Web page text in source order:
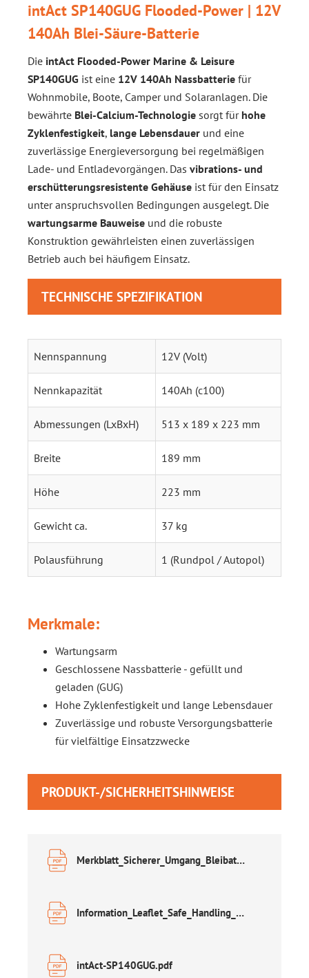
intAct SP140GUG Flooded-Power | 12V
140Ah Blei-Säure-Batterie
Die intAct Flooded-Power Marine & Leisure
SP140GUG ist eine 12V 140Ah Nassbatterie für
Wohnmobile, Boote, Camper und Solaranlagen. Die
bewährte Blei-Calcium-Technologie sorgt für hohe
Zyklenfestigkeit, lange Lebensdauer und eine
zuverlässige Energieversorgung bei regelmäßigen
Lade- und Entladevorgängen. Das vibrations- und
erschütterungsresistente Gehäuse ist für den Einsatz
unter anspruchsvollen Bedingungen ausgelegt. Die
wartungsarme Bauweise und die robuste
Konstruktion gewährleisten einen zuverlässigen
Betrieb auch bei häufigem Einsatz.
TECHNISCHE SPEZIFIKATION
Nennspannung 12V (Volt)
Nennkapazität 140Ah (c100)
Abmessungen (LxBxH) 513 x 189 x 223 mm
Breite 189 mm
Höhe 223 mm
Gewicht ca. 37 kg
Polausführung 1 (Rundpol / Autopol)
Merkmale:
Wartungsarm
Geschlossene Nassbatterie - gefüllt und
geladen (GUG)
Hohe Zyklenfestigkeit und lange Lebensdauer
Zuverlässige und robuste Versorgungsbatterie
für vielfältige Einsatzzwecke
PRODUKT-/SICHERHEITSHINWEISE
Merkblatt_Sicherer_Umgang_Bleibatterien.pdf
Information_Leaflet_Safe_Handling_of_Lead_Acid_Accumulators.pdf
intAct-SP140GUG.pdf